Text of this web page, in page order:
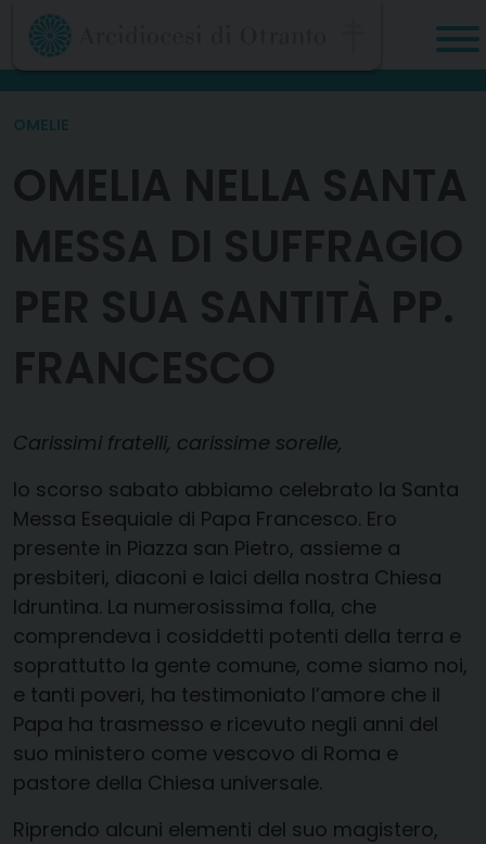
Skip
content
OMELIE
OMELIA NELLA SANTA
MESSA DI SUFFRAGIO
PER SUA SANTITÀ PP.
FRANCESCO
Carissimi fratelli, carissime sorelle,
lo scorso sabato abbiamo celebrato la Santa
Messa Esequiale di Papa Francesco. Ero
presente in Piazza san Pietro, assieme a
presbiteri, diaconi e laici della nostra Chiesa
Idruntina. La numerosissima folla, che
comprendeva i cosiddetti potenti della terra e
soprattutto la gente comune, come siamo noi,
e tanti poveri, ha testimoniato l’amore che il
Papa ha trasmesso e ricevuto negli anni del
suo ministero come vescovo di Roma e
pastore della Chiesa universale.
Riprendo alcuni elementi del suo magistero,